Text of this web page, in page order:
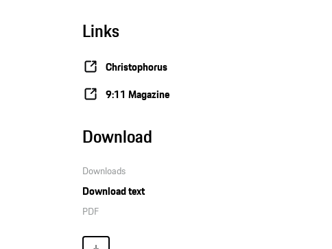
Links
Christophorus
9:11 Magazine
Download
Downloads
Download text
PDF